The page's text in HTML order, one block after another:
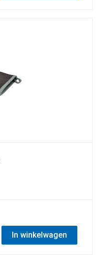
In winkelwagen